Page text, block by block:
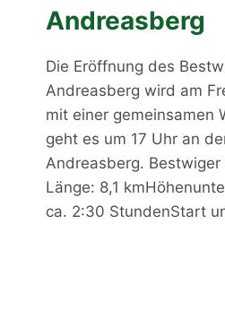
Andreasberg
Die Eröffnung des
Andreasberg wird am
mit einer gemeinsamen
geht es um 17 Uhr an
Andreasberg.
Länge: 8,1
ca. 2:30 StundenStart